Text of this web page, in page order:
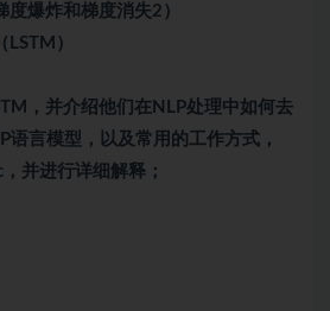
爆炸和梯度消失2）
）
，并介绍他们在NLP处理中如何去
语言模型，以及常用的工作方式，
并进行详细解释；